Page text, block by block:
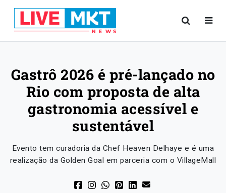
Gastrô 2026 é pré-lançado no
Rio com proposta de alta
gastronomia acessível e
sustentável
Evento tem curadoria da Chef Heaven Delhaye e é uma
realização da Golden Goal em parceria com o VillageMall